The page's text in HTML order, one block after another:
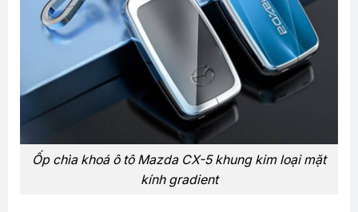
Ốp chìa khoá ô tô Mazda CX-5 khung kim loại mặt
kính gradient